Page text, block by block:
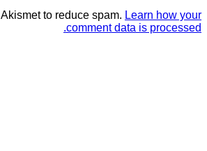
to reduce spam. Learn how your
comment data is processed.